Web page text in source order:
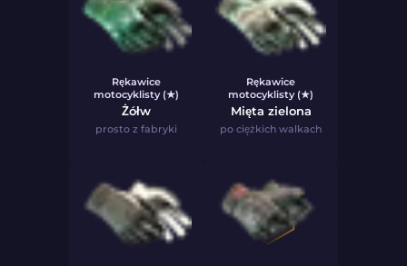
Rękawice
motocyklisty (★)
Żółw
prosto z fabryki
Rękawice
motocyklisty (★)
Mięta zielona
po ciężkich walkach